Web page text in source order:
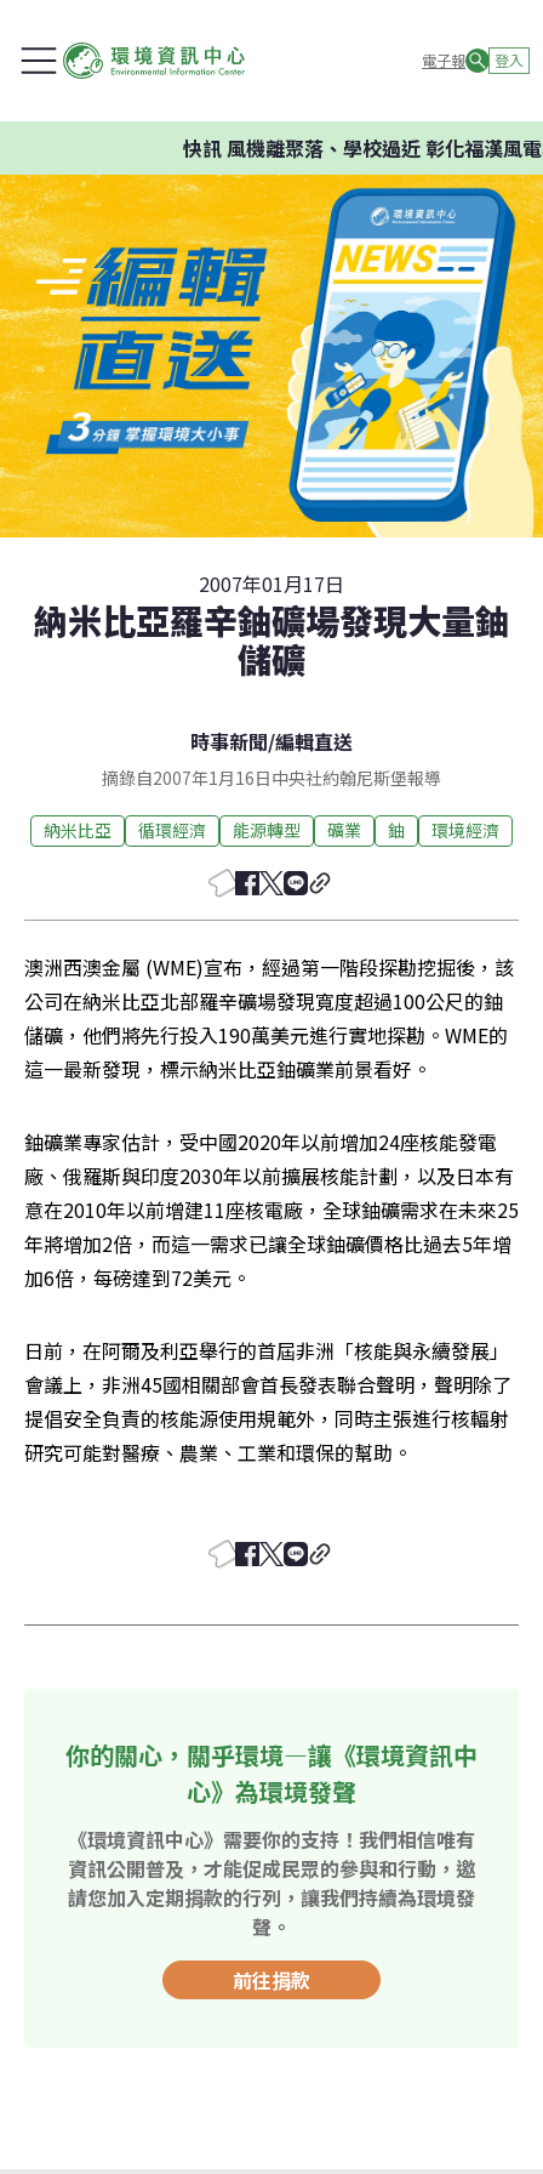
電子報 登入
快訊風機離聚落、學校過近 彰化福漢風電
2007年01月17日
納米比亞羅辛鈾礦場發現大量鈾
儲礦
時事新聞/編輯直送
摘錄自2007年1月16日中央社約翰尼斯堡報導
納米比亞 循環經濟 能源轉型 礦業 鈾 環境經濟
澳洲西澳金屬 (WME)宣布，經過第一階段探勘挖掘後，該
公司在納米比亞北部羅辛礦場發現寬度超過100公尺的鈾
儲礦，他們將先行投入190萬美元進行實地探勘。WME的
這一最新發現，標示納米比亞鈾礦業前景看好。
鈾礦業專家估計，受中國2020年以前增加24座核能發電
廠、俄羅斯與印度2030年以前擴展核能計劃，以及日本有
意在2010年以前增建11座核電廠，全球鈾礦需求在未來25
年將增加2倍，而這一需求已讓全球鈾礦價格比過去5年增
加6倍，每磅達到72美元。
日前，在阿爾及利亞舉行的首屆非洲「核能與永續發展」
會議上，非洲45國相關部會首長發表聯合聲明，聲明除了
提倡安全負責的核能源使用規範外，同時主張進行核輻射
研究可能對醫療、農業、工業和環保的幫助。
你的關心，關乎環境—讓《環境資訊中
心》為環境發聲
《環境資訊中心》需要你的支持！我們相信唯有
資訊公開普及，才能促成民眾的參與和行動，邀
請您加入定期捐款的行列，讓我們持續為環境發
聲。
前往捐款